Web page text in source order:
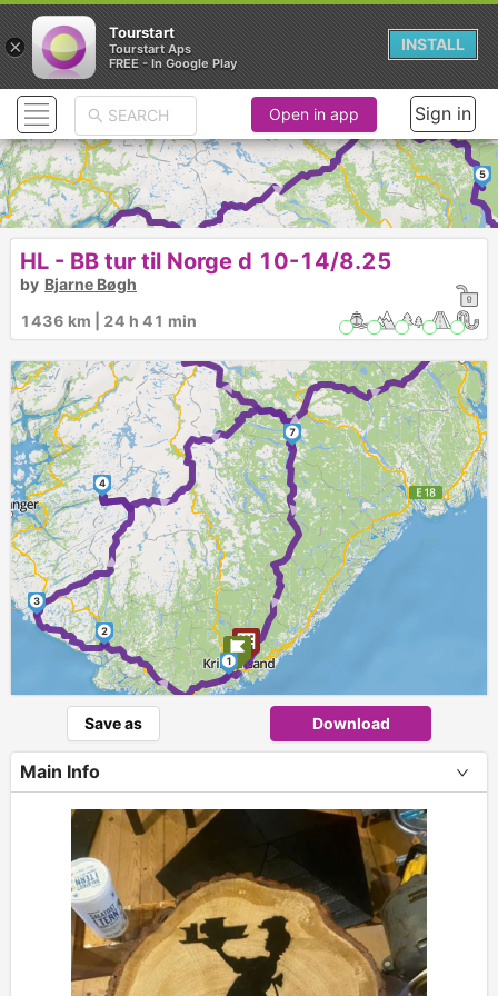
►
►
► ►
► ► ► ► ►
► ►
► ► ► ►
1
2
3
4
5
6
7
Open in app Sign in
HL - BB tur til Norge d 10-14/8.25
by Bjarne Bøgh
1436 km | 24 h 41 min
Save as Download
Main Info
×
Tourstart
Tourstart Aps
FREE - In Google Play
INSTALL